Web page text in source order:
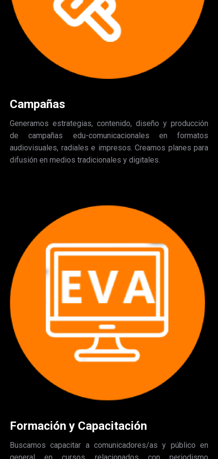
Campañas
Generamos estrategias, contenido, diseño y producción
de campañas edu-comunicacionales en formatos
audiovisuales, radiales e impresos. Creamos planes para
difusión en medios tradicionales y digitales.
Formación y Capacitación
Buscamos capacitar a comunicadores/as y público en
general en cursos relacionados con periodismo